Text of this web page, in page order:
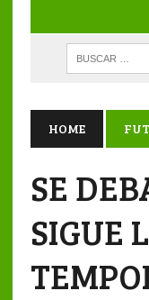
HOME
SE
SIGUE